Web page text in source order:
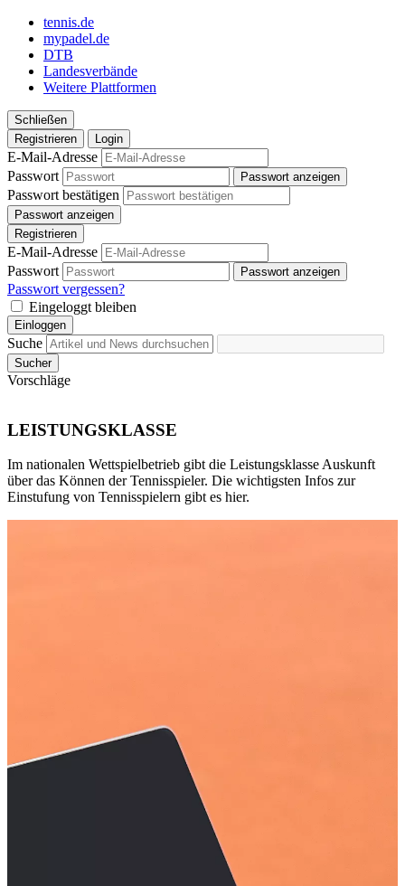
tennis.de
mypadel.de
DTB
Landesverbände
Weitere Plattformen
Schließen
Registrieren
Login
E-Mail-Adresse
Passwort
Passwort anzeigen
Passwort bestätigen
Passwort anzeigen
Registrieren
E-Mail-Adresse
Passwort
Passwort anzeigen
Passwort vergessen?
Eingeloggt bleiben
Einloggen
Suche
Sucher
Vorschläge
LEISTUNGSKLASSE
Im nationalen Wettspielbetrieb gibt die Leistungsklasse Auskunft
über das Können der Tennisspieler. Die wichtigsten Infos zur
Einstufung von Tennisspielern gibt es hier.